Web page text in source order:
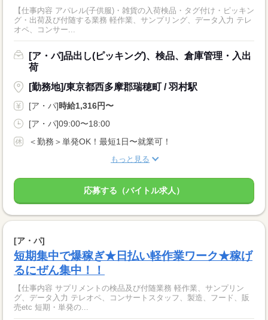
【仕事内容 アパレル(子供服)・雑貨の入荷検品・タグ付け・ピッキン
グ・出荷及び付随する業務 軽作業、サンプリング、データ入力 テレ
オペ、コンサー...
[ア・パ]品出し(ピッキング)、検品、倉庫管理・入出
荷
[勤務地]/東京都西多摩郡瑞穂町 / 羽村駅
[ア・パ]時給1,316円〜
[ア・パ]09:00〜18:00
＜勤務＞単発OK！最短1日〜就業可！
もっと見る
応募する（バイトル求人）
[ア・パ]
短期集中で爆稼ぎ★日払い軽作業ワーク★稼げ
るにぜん集中！！
【仕事内容 サプリメントの検品及び付随業務 軽作業、サンプリン
グ、データ入力 テレオペ、コンサートスタッフ、製造、フード、販
売etc 短期・単発の...